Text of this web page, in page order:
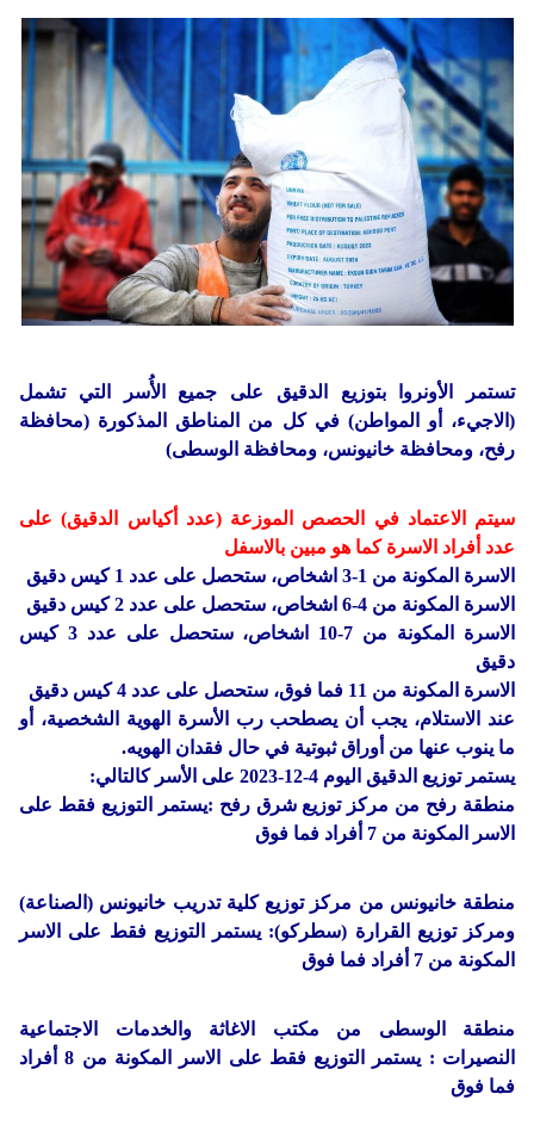
تستمر الأونروا بتوزيع الدقيق على جميع الأُسر التي تشمل
(الاجيء، أو المواطن) في كل من المناطق المذكورة (محافظة
رفح، ومحافظة خانيونس، ومحافظة الوسطى)
سيتم الاعتماد في الحصص الموزعة (عدد أكياس الدقيق) على
عدد أفراد الاسرة كما هو مبين بالاسفل
الاسرة المكونة من 1-3 اشخاص، ستحصل على عدد 1 كيس دقيق
الاسرة المكونة من 4-6 اشخاص، ستحصل على عدد 2 كيس دقيق
الاسرة المكونة من 7-10 اشخاص، ستحصل على عدد 3 كيس
دقيق
الاسرة المكونة من 11 فما فوق، ستحصل على عدد 4 كيس دقيق
عند الاستلام، يجب أن يصطحب رب الأسرة الهوية الشخصية، أو
ما ينوب عنها من أوراق ثبوتية في حال فقدان الهويه.
يستمر توزيع الدقيق اليوم 4-12-2023 على الأسر كالتالي:
منطقة رفح من مركز توزيع شرق رفح :يستمر التوزيع فقط على
الاسر المكونة من 7 أفراد فما فوق
منطقة خانيونس من مركز توزيع كلية تدريب خانيونس (الصناعة)
ومركز توزيع القرارة (سطركو): يستمر التوزيع فقط على الاسر
المكونة من 7 أفراد فما فوق
منطقة الوسطى من مكتب الاغاثة والخدمات الاجتماعية
النصيرات : يستمر التوزيع فقط على الاسر المكونة من 8 أفراد
فما فوق
حوادث
مساعدات
التنمية الاجتماعية
المنحة القطرية
الاونروا
اللاجئين
فلسطين
لبنان
سوريا
مقالات
روابط